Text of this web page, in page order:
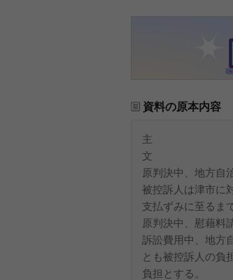
資料の原本内容
主
文
原判決中、地方自
被控訴人は津市に
支払ずみに至るま
原判決中、慰藉料
訴訟費用中、地方
とも被控訴人の負
負担とする。